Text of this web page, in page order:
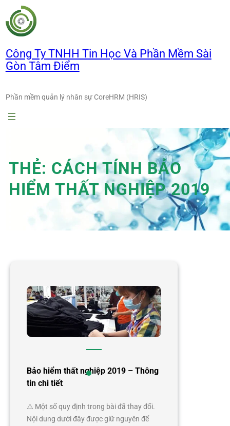
Chuyển
đến
phần
dung
Công Ty TNHH Tin Học Và Phần Mềm Sài
Gòn Tâm Điểm
Phần mềm quản lý nhân sự CoreHRM (HRIS)
THẺ: CÁCH TÍNH BẢO
HIỂM THẤT NGHIỆP 2019
Bảo hiểm thất nghiệp 2019 – Thông
tin chi tiết
⚠️ Một số quy định trong bài đã thay đổi.
Nội dung dưới đây được giữ nguyên để